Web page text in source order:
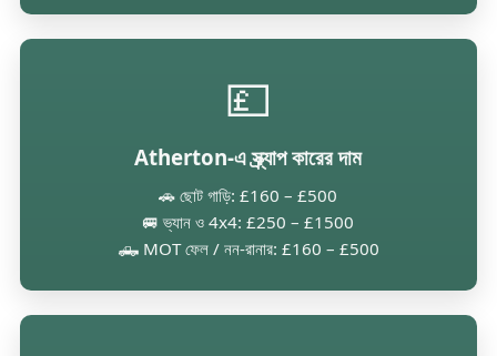
💷
Atherton-এ স্ক্র্যাপ কারের দাম
🚗 ছোট গাড়ি: £160 – £500
🚐 ভ্যান ও 4x4: £250 – £1500
🛻 MOT ফেল / নন-রানার: £160 – £500